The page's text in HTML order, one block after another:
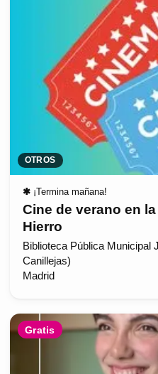
OTROS
✱ ¡Termina mañana!
Cine de verano en
Hierro
Biblioteca Pública Municipal
Canillejas)
Madrid
Gratis